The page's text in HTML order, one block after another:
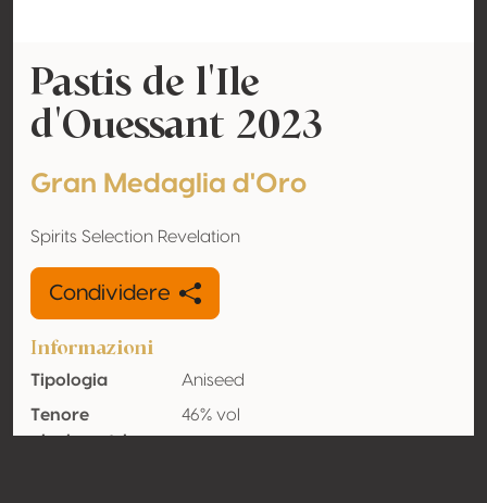
Pastis de l'Ile
d'Ouessant 2023
Gran Medaglia d'Oro
Spirits Selection Revelation
Condividere
Informazioni
Tipologia
Aniseed
Tenore
alcolometrico
46% vol